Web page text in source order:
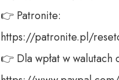
👉 Patronite:
https://patronite.pl/
👉 Dla wpłat w walutach